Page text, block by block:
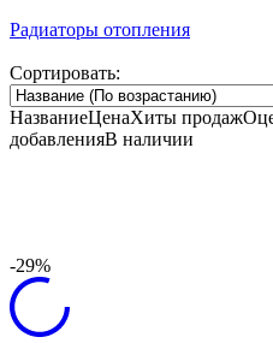
Радиаторы отопления
Сортировать:
НазваниеЦенаХиты продаж
добавленияВ наличии
-29%